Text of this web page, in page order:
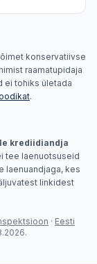
konservatiivse
raamatupidaja
ei tohiks ületada
.
krediidiandja
tee laenuotsuseid
laenuandjaga, kes
linkidest
· Eesti